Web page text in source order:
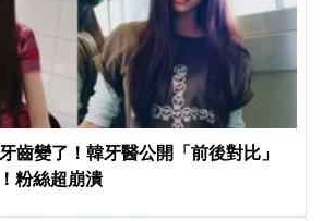
齒變了！韓牙醫公開「前後對比」
粉絲超崩潰